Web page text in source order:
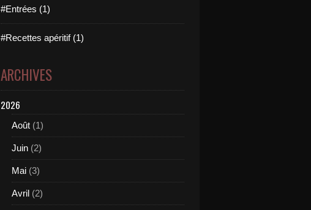
#Entrées (1)
#Recettes apéritif (1)
ARCHIVES
2026
Août (1)
Juin (2)
Mai (3)
Avril (2)